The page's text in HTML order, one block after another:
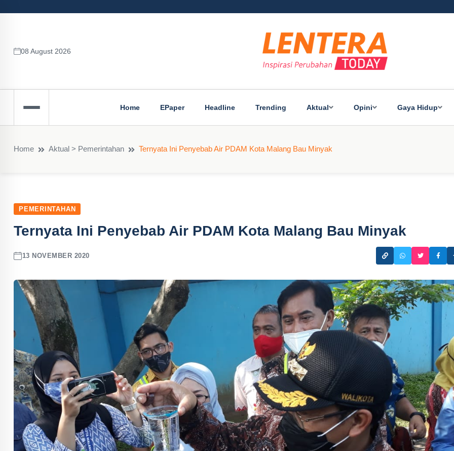
08 August 2026
Home EPaper Headline Trending Aktual Opini Gaya Hidup
Home Aktual > Pemerintahan Ternyata Ini Penyebab Air PDAM Kota Malang Bau Minyak
PEMERINTAHAN
Ternyata Ini Penyebab Air PDAM Kota Malang Bau Minyak
13 NOVEMBER 2020